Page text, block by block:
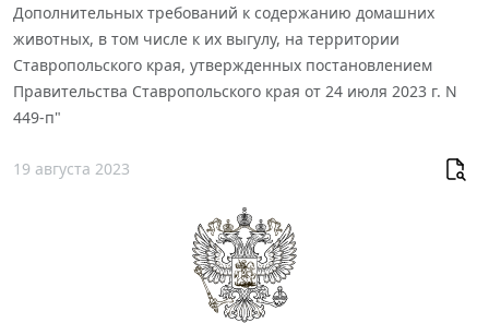
Дополнительных требований к содержанию домашних
животных, в том числе к их выгулу, на территории
Ставропольского края, утвержденных постановлением
Правительства Ставропольского края от 24 июля 2023 г. N
449-п"
19 августа 2023